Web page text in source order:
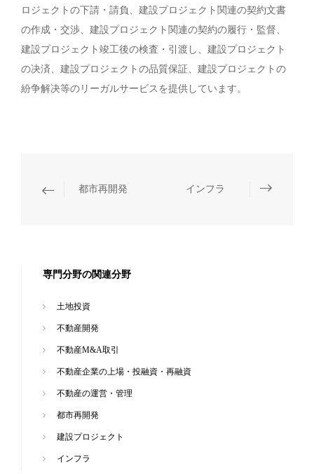
ロジェクトの下請・請負、建設プロジェクト関連の契約文書
の作成・交渉、建設プロジェクト関連の契約の履行・監督、
建設プロジェクト竣工後の検査・引渡し、建設プロジェクト
の决済、建設プロジェクトの品質保証、建設プロジェクトの
紛争解决等のリーガルサービスを提供しています。
都市再開発 インフラ
専門分野の関連分野
土地投資
不動産開発
不動産M&A取引
不動産企業の上場・投融資・再融資
不動産の運営・管理
都市再開発
建設プロジェクト
インフラ